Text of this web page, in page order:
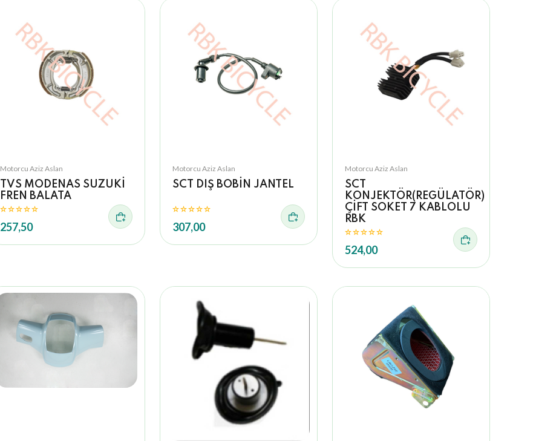
Motorcu Aziz Aslan
TVS MODENAS SUZUKİ
FREN BALATA
257,50
Motorcu Aziz Aslan
SCT DIŞ BOBİN JANTEL
307,00
Motorcu Aziz Aslan
SCT
KONJEKTÖR(REGÜLATÖR)
ÇİFT SOKET 7 KABLOLU
RBK
524,00